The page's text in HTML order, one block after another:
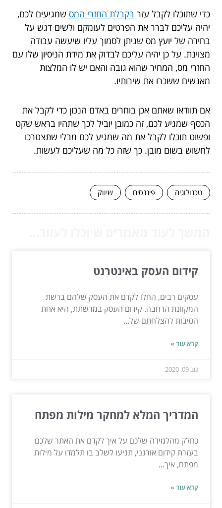
כדי שתוכלו לקבל עזר בקבלת החזרי המס שמגיעים לכם,
יהיה עליכם לברר את הפרטים לעומקם ולשים דגש על
בחירה של יועץ מס שניתן לסמוך עליו שיעשה עבודה
מצוינת. על כן יהיה עליכם לבדוק את מידת הניסיון שלו עם
החזרי מס, המחיר שהוא גובה והאם יש לו המלצות
מאנשים ששכרו את שירותיו.
אם תוודאו שאתם אכן בוחרים באדם הנכון כדי לקבל את
הכסף שמגיע לכם, זה כמובן יוביל לכך שתהיו בראש שקט
ופשוט תוכלו לקבל את מה שמגיע לכם מבלי שתצטרכו
לחשוש בשום מובן. כך שזה כל מה שעליכם לעשות.
טכנולוגיה פיננסים שיווק
קידום העסק באינטרנט
עסקים רבים, החלו לקדם את העסק שלהם ברשת
המקוונת הרחבה. קידום העסק במרשתת, היא אחת
הסיבות להצלחתם של...
קרא עוד »
נוב 09, 2020
המדריך המלא למחקר מילות מפתח
כחלק מהלמידה שלכם על איך לקדם את האתר שלכם
בעזרת קידום אורגני, תגיעו לשלב בו תלמדו על מילות
מפתח, איך...
קרא עוד »